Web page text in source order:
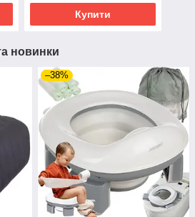
Купити
новинки
–38%